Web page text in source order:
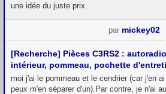
une idée du juste prix
par mickey02
[Recherche] Pièces C3RS2 :
intérieur, pommeau, pochette
moi j'ai le pommeau et le cendrier (car j'en
peux m'en séparer d'un).Par contre, je n'ai